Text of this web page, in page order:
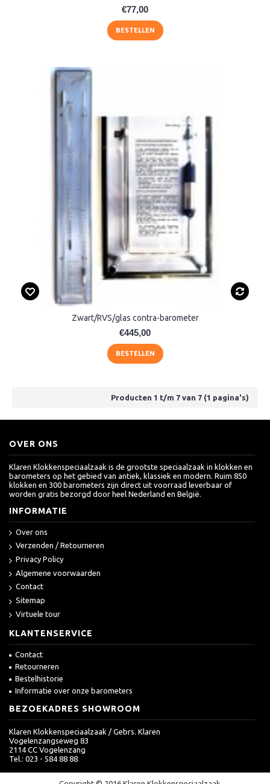
€77,00
BESTELLEN
Zwart/RVS/glas contra-barometer
€445,00
BESTELLEN
Producten 1 t/m 7 van 7 (1 pagina's)
OVER ONS
Klaren Klokkenspeciaalzaak is de grootste speciaalzaak in klokken en
barometers op het gebied van antiek, klassiek en modern. Ruim 850
klokken en 300 barometers zijn direct uit voorraad leverbaar of
worden gratis bezorgd door heel Nederland en België.
INFORMATIE
Over ons
Verzenden / Retourneren
Privacy Policy
Algemene voorwaarden
Contact
Sitemap
Virtuele tour
KLANTENSERVICE
Contact
Retourneren
Bestelhistorie
Informatie over onze barometers
BEZOEKADRES SHOWROOM
Klaren Klokkenspeciaalzaak / Gebrs. Klaren
Vogelenzangseweg 83
2114 CC Vogelenzang
Tel.: 023 - 584 88 88